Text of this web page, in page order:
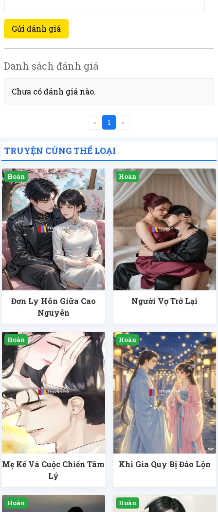
Gửi đánh giá
Danh sách đánh giá
Chưa có đánh giá nào.
« 1 »
TRUYỆN CÙNG THỂ LOẠI
Đơn Ly Hôn Giữa Cao
Nguyên
Người Vợ Trở Lại
Mẹ Kế Và Cuộc Chiến Tâm
Lý
Khi Gia Quy Bị Đảo Lộn